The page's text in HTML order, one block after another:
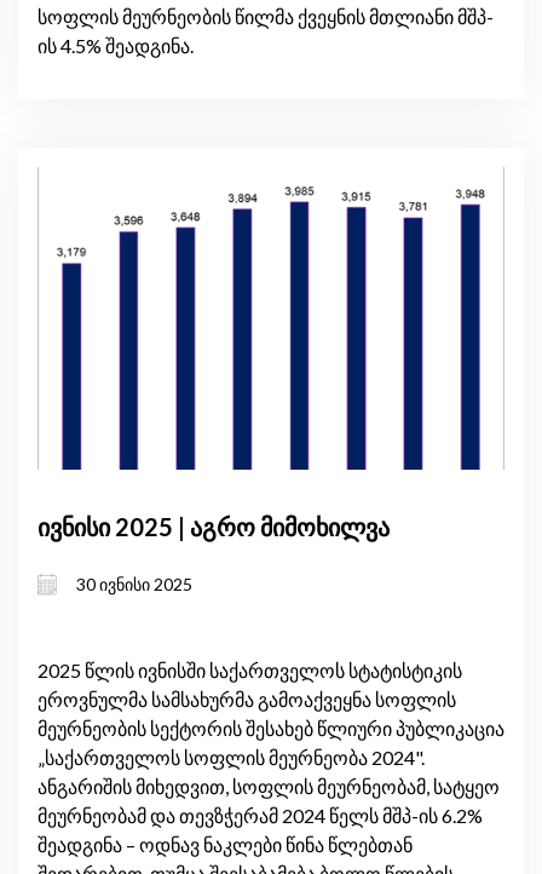
სოფლის მეურნეობის წილმა ქვეყნის მთლიანი მშპ-
ის 4.5% შეადგინა.
ივნისი 2025 | აგრო მიმოხილვა
30 ივნისი 2025
2025 წლის ივნისში საქართველოს სტატისტიკის
ეროვნულმა სამსახურმა გამოაქვეყნა სოფლის
მეურნეობის სექტორის შესახებ წლიური პუბლიკაცია
„საქართველოს სოფლის მეურნეობა 2024".
ანგარიშის მიხედვით, სოფლის მეურნეობამ, სატყეო
მეურნეობამ და თევზჭერამ 2024 წელს მშპ-ის 6.2%
შეადგინა – ოდნავ ნაკლები წინა წლებთან